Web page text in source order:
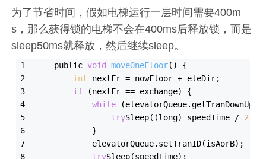
为了节省时间，假如电梯运行一层时间需要400m
s，那么获得锁的电梯不会在400ms后释放锁，而是
sleep50ms就释放，然后继续sleep。
    public
void moveOneFloor( )
{
int nextFr = nowFloor + eleDir;
if (nextFr == exchange) {
while (elevatorQueue.getTranDownUp()
trySleep((long) speedTime / 2
            }
            elevatorQueue.set
TranID(isAorB) ;
trySleep(speedTime) ;